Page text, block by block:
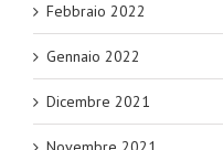
Febbraio 2022
Gennaio 2022
Dicembre 2021